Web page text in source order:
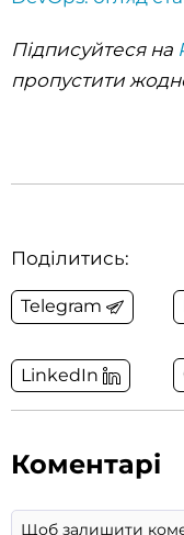
Підписуйтеся на
пропустити
Поділитись:
Telegram
LinkedIn
Коментарі